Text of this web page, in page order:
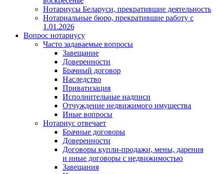
Нотариусы Беларуси, прекратившие деятельность
Нотариальные бюро, прекратившие работу с
1.01.2026
Вопрос нотариусу
Часто задаваемые вопросы
Завещание
Доверенности
Брачный договор
Наследство
Приватизация
Исполнительные надписи
Отчуждение недвижимого имущества
Иные вопросы
Нотариус отвечает
Брачные договоры
Доверенности
Договоры купли-продажи, мены, дарения
и иные договоры с недвижимостью
Завещания